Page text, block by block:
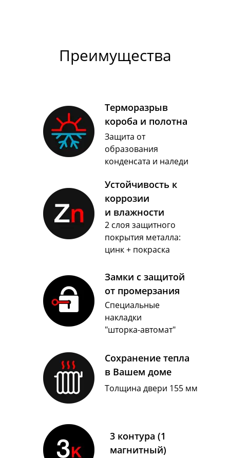
Преимущества
Терморазрыв
короба и полотна
Устойчивость к
коррозии
и влажности
Сохранение тепла
в Вашем доме
Защита от
образования
конденсата и наледи
Специальные
накладки
"шторка-автомат"
2 слоя защитного
покрытия металла:
цинк + покраска
Толщина двери 155 мм
Замки с защитой
от промерзания
3 контура (1
магнитный)